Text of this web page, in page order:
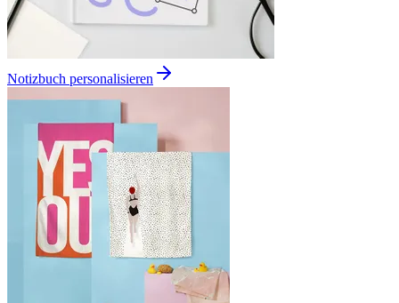
Notizbuch personalisieren